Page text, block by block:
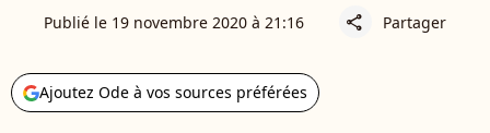
Publié le 19 novembre 2020 à 21:16 share Partager
Ajoutez Ode à vos sources préférées